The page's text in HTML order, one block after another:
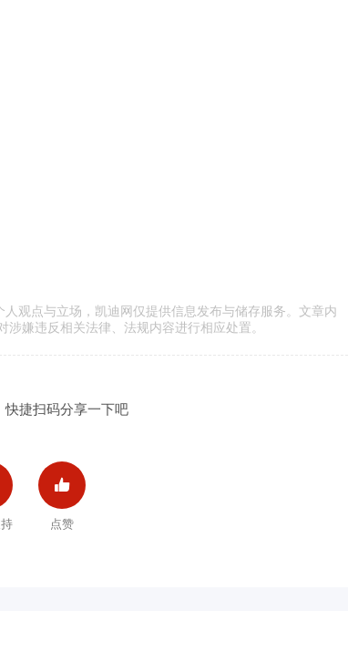
观点与立场，凯迪网仅提供信息发布与储存服务。文章内
嫌违反相关法律、法规内容进行相应处置。
快捷扫码分享一下吧

点赞